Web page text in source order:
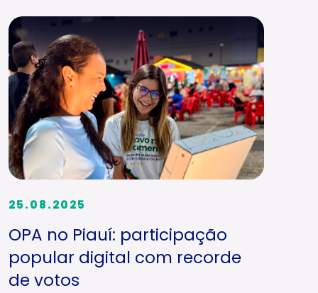
25.08.2025
OPA no Piauí: participação
popular digital com recorde
de votos